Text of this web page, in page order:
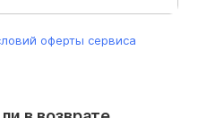
оферты сервиса